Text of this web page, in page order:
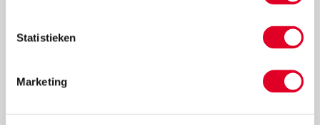
Statistieken
Marketing
kind zaken sneller begrijpt en verbanden kan leggen.
Daarom wordt er op school veel aandacht aan
Lees meer